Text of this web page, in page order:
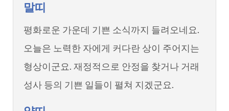
말띠
평화로운 가운데 기쁜 소식까지 들려오네요.
오늘은 노력한 자에게 커다란 상이 주어지는
형상이군요. 재정적으로 안정을 찾거나 거래
성사 등의 기쁜 일들이 펼쳐 지겠군요.